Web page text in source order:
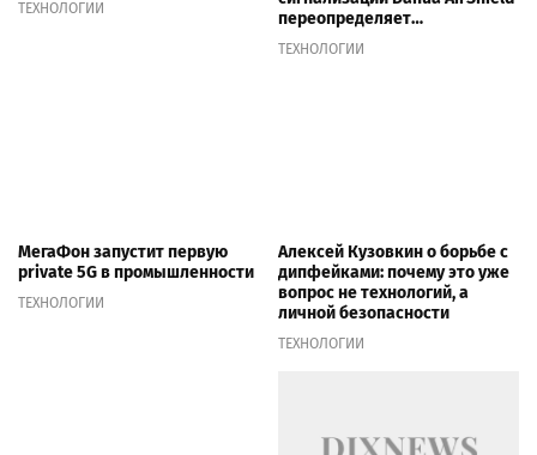
ТЕХНОЛОГИИ
переопределяет
интегрированную
интеллектуальную
ТЕХНОЛОГИИ
МегаФон запустит первую
private 5G в промышленности
ТЕХНОЛОГИИ
Алексей Кузовкин о борьбе с
дипфейками: почему это уже
вопрос не технологий, а
личной безопасности
ТЕХНОЛОГИИ